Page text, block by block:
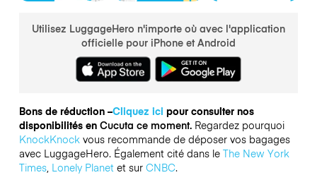
Utilisez LuggageHero n'importe où avec l'application
officielle pour iPhone et Android
Bons de réduction –Cliquez ici pour consulter nos
disponibilités en Cucuta ce moment. Regardez pourquoi
KnockKnockvous recommande de déposer vos bagages
avec LuggageHero. Également cité dans le The New York
Times, Lonely Planetet sur CNBC.